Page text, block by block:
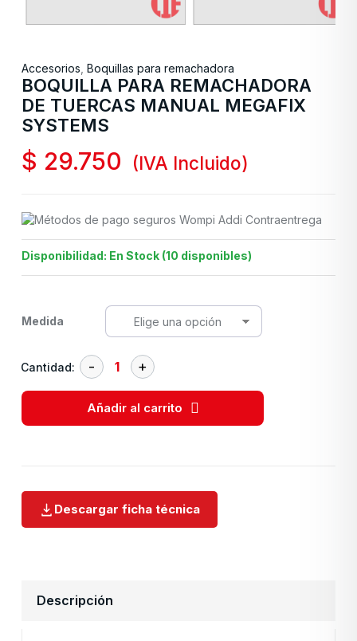
Accesorios, Boquillas para remachadora
BOQUILLA PARA REMACHADORA
DE TUERCAS MANUAL MEGAFIX
SYSTEMS
$ 29.750 (IVA Incluido)
Disponibilidad: En Stock (10 disponibles)
Medida
Cantidad:
Añadir al carrito
Descargar ficha técnica
Descripción